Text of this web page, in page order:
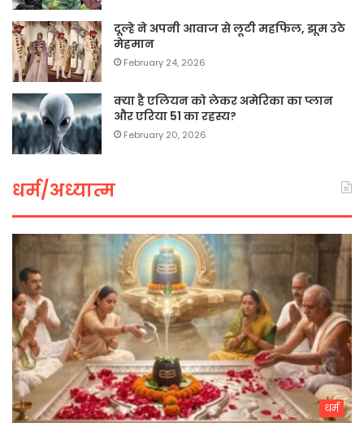
दूल्हे ने अपनी आवाज से लूटी महफिल, झूम उठे
मेहमान
February 24, 2026
क्या है एलियन को लेकर अमेरिका का प्लान
और एरिया 51 का रहस्य?
February 20, 2026
धर्म/अध्यात्म
धर्म